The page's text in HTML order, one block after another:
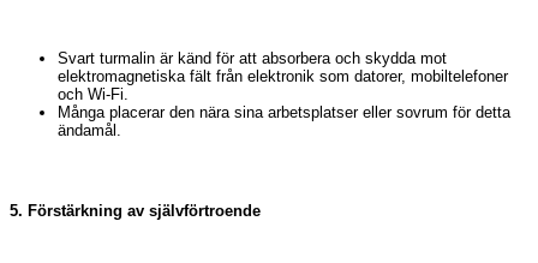
Svart turmalin är känd för att absorbera och skydda mot
elektromagnetiska fält från elektronik som datorer, mobiltelefoner
och Wi-Fi.
Många placerar den nära sina arbetsplatser eller sovrum för detta
ändamål.
5. Förstärkning av självförtroende